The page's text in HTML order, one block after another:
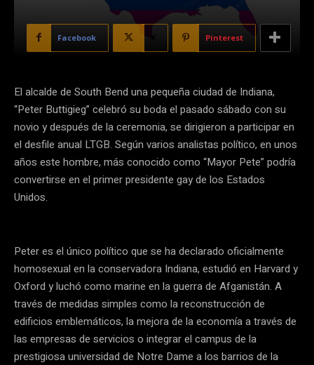
Facebook Pinterest
El alcalde de South Bend una pequeña ciudad de Indiana,
“Peter Buttigieg” celebró su boda el pasado sábado con su
novio y después de la ceremonia, se dirigieron a participar en
el desfile anual LTGB. Según varios analistas político, en unos
años este hombre, más conocido como “Mayor Pete” podría
convertirse en el primer presidente gay de los Estados
Unidos.
Peter es el único político que se ha declarado oficialmente
homosexual en la conservadora Indiana, estudió en Harvard y
Oxford y luchó como marine en la guerra de Afganistán. A
través de medidas simples como la reconstrucción de
edificios emblemáticos, la mejora de la economía a través de
las empresas de servicios o integrar el campus de la
prestigiosa universidad de Notre Dame a los barrios de la